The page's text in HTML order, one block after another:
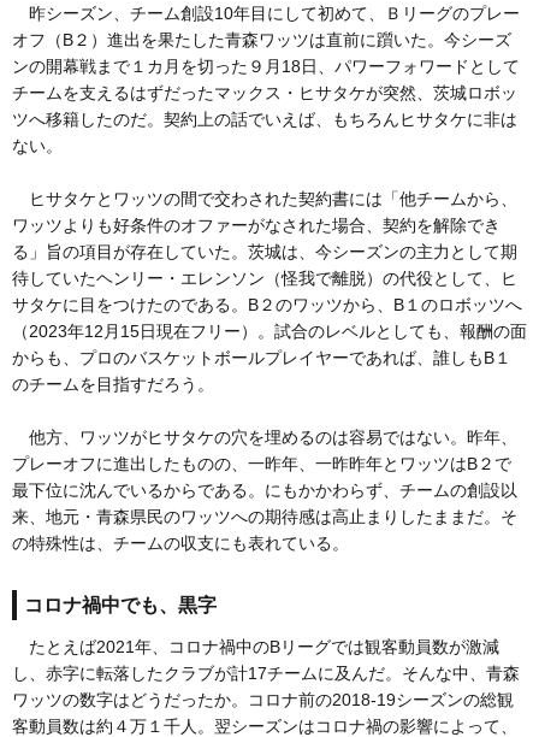
昨シーズン、チーム創設10年目にして初めて、Ｂリーグのプレー
オフ（B２）進出を果たした青森ワッツは直前に躓いた。今シーズ
ンの開幕戦まで１カ月を切った９月18日、パワーフォワードとして
チームを支えるはずだったマックス・ヒサタケが突然、茨城ロボッ
ツへ移籍したのだ。契約上の話でいえば、もちろんヒサタケに非は
ない。
ヒサタケとワッツの間で交わされた契約書には「他チームから、
ワッツよりも好条件のオファーがなされた場合、契約を解除でき
る」旨の項目が存在していた。茨城は、今シーズンの主力として期
待していたヘンリー・エレンソン（怪我で離脱）の代役として、ヒ
サタケに目をつけたのである。B２のワッツから、B１のロボッツへ
（2023年12月15日現在フリー）。試合のレベルとしても、報酬の面
からも、プロのバスケットボールプレイヤーであれば、誰しもB１
のチームを目指すだろう。
他方、ワッツがヒサタケの穴を埋めるのは容易ではない。昨年、
プレーオフに進出したものの、一昨年、一昨昨年とワッツはB２で
最下位に沈んでいるからである。にもかかわらず、チームの創設以
来、地元・青森県民のワッツへの期待感は高止まりしたままだ。そ
の特殊性は、チームの収支にも表れている。
コロナ禍中でも、黒字
たとえば2021年、コロナ禍中のBリーグでは観客動員数が激減
し、赤字に転落したクラブが計17チームに及んだ。そんな中、青森
ワッツの数字はどうだったか。コロナ前の2018-19シーズンの総観
客動員数は約４万１千人。翌シーズンはコロナ禍の影響によって、